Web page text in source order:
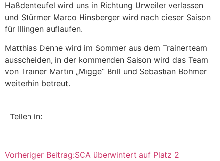
Haßdenteufel wird uns in Richtung Urweiler verlassen
und Stürmer Marco Hinsberger wird nach dieser Saison
für Illingen auflaufen.
Matthias Denne wird im Sommer aus dem Trainerteam
ausscheiden, in der kommenden Saison wird das Team
von Trainer Martin „Migge“ Brill und Sebastian Böhmer
weiterhin betreut.
Teilen in:
Vorheriger Beitrag:SCA überwintert auf Platz 2